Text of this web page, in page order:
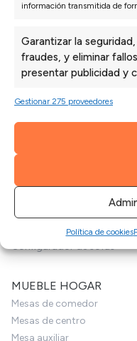
información transmitida de
Garantizar la
fraudes, y eliminar
presentar publicidad y
Gestionar 275 proveedores
Política de cookies
Sofás 3 Plazas a Medida
Sofás Chaise Longue
Sillones
Sofás Relax
Sofás Hostelería
Configurador de sofás
MUEBLE HOGAR
Mesas de comedor
Mesas de centro
Mesa auxiliar